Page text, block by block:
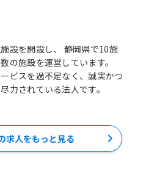
設を開設し、 静岡県で10施
の施設を運営しています。
ビスを過不足なく、誠実かつ
力されている法人です。
求人をもっと見る